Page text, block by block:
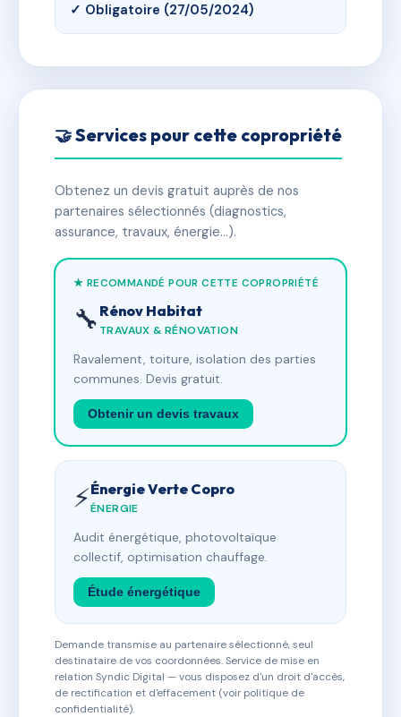
✓ Obligatoire (27/05/2024)
🤝 Services pour cette copropriété
Obtenez un devis gratuit auprès de nos
partenaires sélectionnés (diagnostics,
assurance, travaux, énergie…).
★ RECOMMANDÉ POUR CETTE COPROPRIÉTÉ
🔧 Rénov Habitat
TRAVAUX & RÉNOVATION
Ravalement, toiture, isolation des parties
communes. Devis gratuit.
Obtenir un devis travaux
⚡Énergie Verte Copro
ÉNERGIE
Audit énergétique, photovoltaïque
collectif, optimisation chauffage.
Étude énergétique
Demande transmise au partenaire sélectionné, seul
destinataire de vos coordonnées. Service de mise en
relation Syndic Digital — vous disposez d'un droit d'accès,
de rectification et d'effacement (voir politique de
confidentialité).